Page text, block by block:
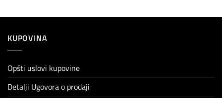
KUPOVINA
Opšti uslovi kupovine
Detalji Ugovora o prodaji